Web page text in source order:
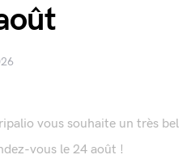
vous souhaite un très bel
vous le 24 août !